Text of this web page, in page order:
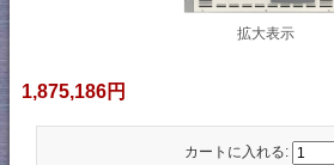
拡大表示
1,875,186円
カートに入れる: